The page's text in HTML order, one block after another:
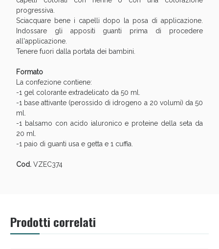
progressiva.
Sciacquare bene i capelli dopo la posa di applicazione.
Indossare gli appositi guanti prima di procedere
all'applicazione.
Tenere fuori dalla portata dei bambini.
Formato
La confezione contiene:
-1 gel colorante extradelicato da 50 ml.
-1 base attivante (perossido di idrogeno a 20 volumi) da 50
ml.
-1 balsamo con acido ialuronico e proteine della seta da
20 ml.
-1 paio di guanti usa e getta e 1 cuffia.
Cod.VZEC374
Prodotti correlati